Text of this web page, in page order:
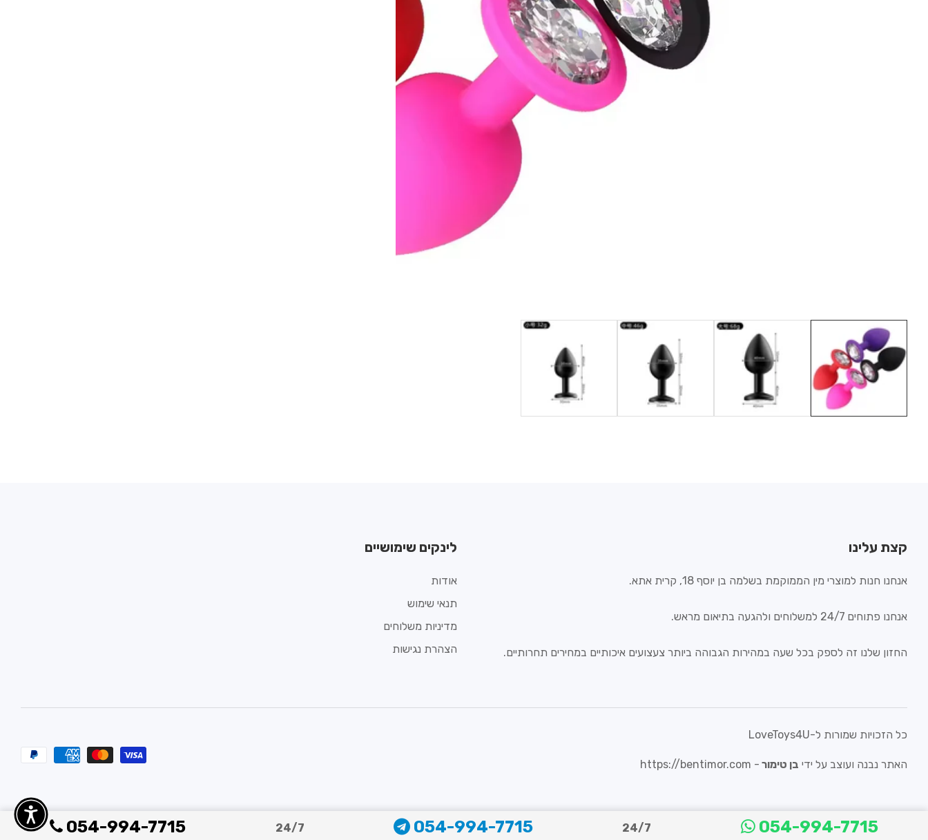
gallery
054-994-7715
24/7
054-994-7715
24/7
054-994-7715
קצת עלינו
אנחנו חנות למוצרי מין הממוקמת בשלמה בן יוסף 18, קרית אתא.
אנחנו פתוחים 24/7 למשלוחים ולהגעה בתיאום מראש.
החזון שלנו זה לספק בכל שעה במהירות הגבוהה ביותר צעצועים איכותיים במחירים תחרותיים.
לינקים שימושיים
אודות
תנאי שימוש
מדיניות משלוחים
הצהרת נגישות
כל הזכויות שמורות ל-LoveToys4U
האתר נבנה ועוצב על ידי בן טימור -
https://bentimor.com